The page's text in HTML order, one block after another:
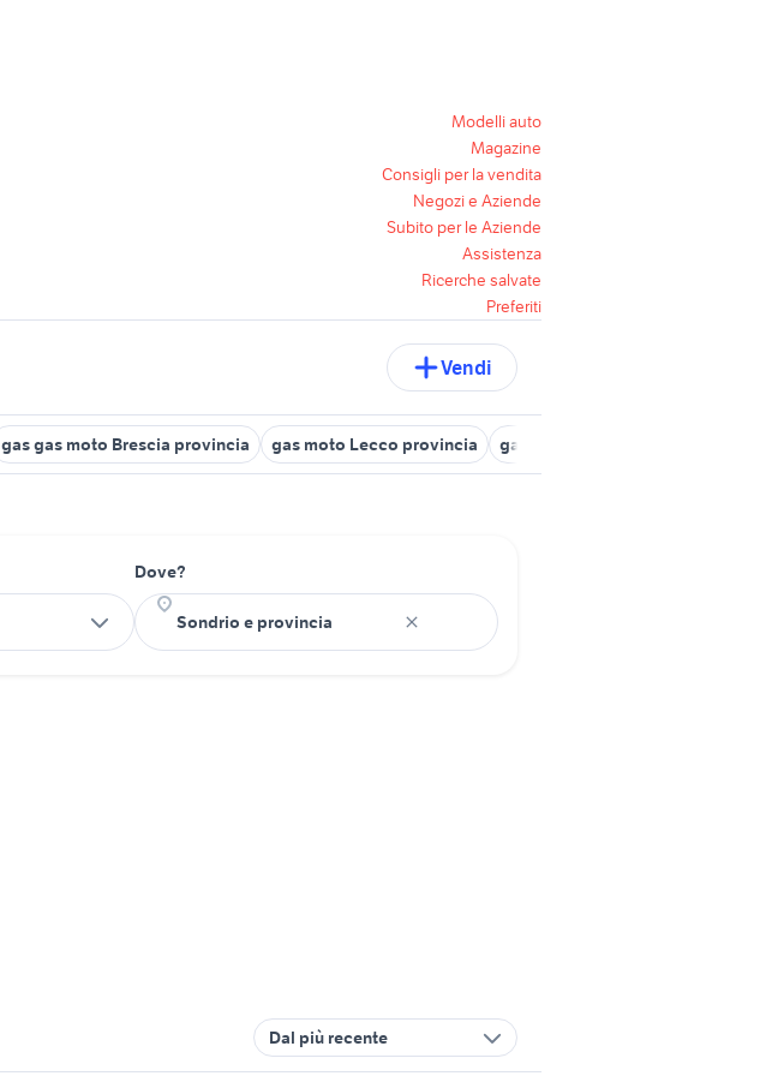
Modelli auto
Magazine
Consigli per la vendita
Negozi e Aziende
Subito per le Aziende
Assistenza
Ricerche salvate
Preferiti
Vendi
gas gas moto Brescia provincia gas moto Lecco provincia gas gas cross / enduro
Dove?
Dal più recente